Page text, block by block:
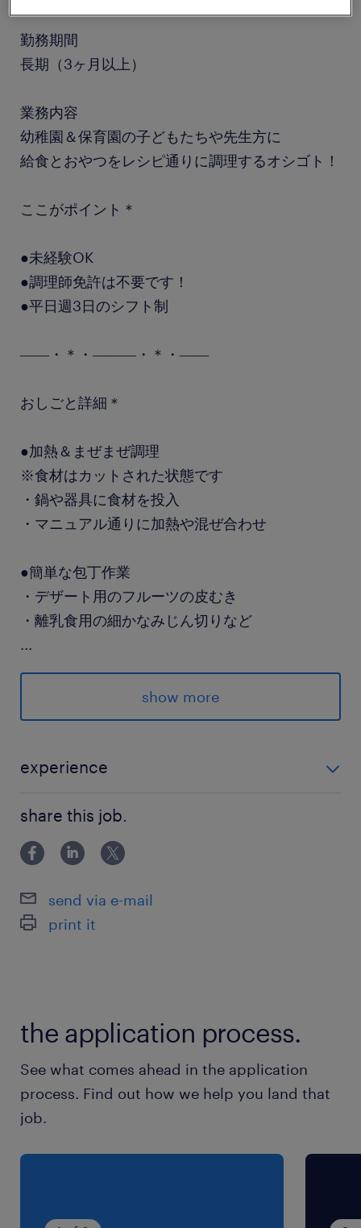
勤務期間
長期（3ヶ月以上）
業務内容
幼稚園＆保育園の子どもたちや先生方に
給食とおやつをレシピ通りに調理するオシゴト！
ここがポイント＊
●未経験OK
●調理師免許は不要です！
●平日週3日のシフト制
――・＊・―――・＊・――
おしごと詳細＊
●加熱＆まぜまぜ調理
※食材はカットされた状態です
・鍋や器具に食材を投入
・マニュアル通りに加熱や混ぜ合わせ
●簡単な包丁作業
・デザート用のフルーツの皮むき
・離乳食用の細かなみじん切りなど
...
●おやつの調理＆仕上げ
・簡単な調理や盛り付けなど
まずはお気軽にご応募ください！
派遣先の特徴
いる企業です
成田線／小林(千葉県)駅（車7分）
休日休暇
土日祝日
年末年始、お盆休暇有り
show more
experience
だけでもOKです！
share this job.
send via e-mail
print it
the application process.
See what comes ahead in the application
process. Find out how we help you land that
job.